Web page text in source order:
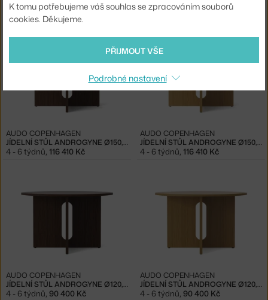
3 - 5 týdnů,155 974 Kč 3 - 5 týdnů,155 974 Kč
JÍDELNÍ STŮL ANDROGYNE Ø150, DARK
AUDO COPENHAGEN
4 - 6 týdnů, 116 410 Kč
JÍDELNÍ STŮL ANDROGYNE Ø150, NATURAL OAK
AUDO COPENHAGEN
4 - 6 týdnů, 116 410 Kč
JÍDELNÍ STŮL ANDROGYNE Ø120, DARK
AUDO COPENHAGEN
4 - 6 týdnů, 90 400 Kč
JÍDELNÍ STŮL ANDROGYNE Ø120, NATURAL OAK
AUDO COPENHAGEN
4 - 6 týdnů, 90 400 Kč
K tomu potřebujeme váš souhlas se zpracováním souborů
cookies. Děkujeme.
PŘIJMOUT VŠE
Podrobné nastavení